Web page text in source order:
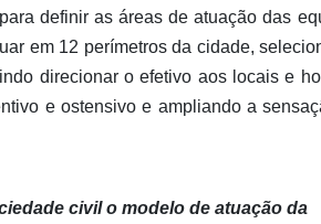
definir as áreas de atuação das
em 12 perímetros da cidade,
direcionar o efetivo aos locais e
e ostensivo e ampliando a
civil o modelo de atuação da